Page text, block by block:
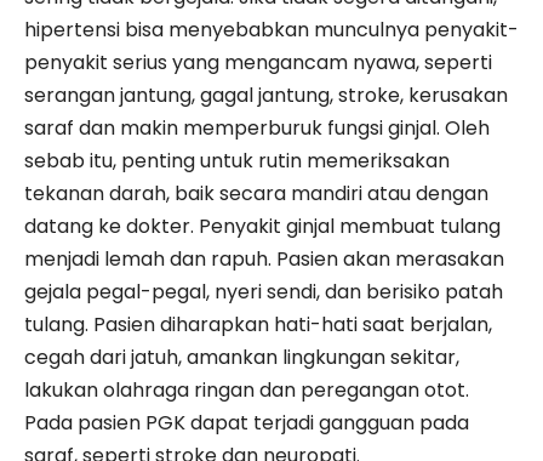
hipertensi bisa menyebabkan munculnya penyakit-
penyakit serius yang mengancam nyawa, seperti
serangan jantung, gagal jantung, stroke, kerusakan
saraf dan makin memperburuk fungsi ginjal. Oleh
sebab itu, penting untuk rutin memeriksakan
tekanan darah, baik secara mandiri atau dengan
datang ke dokter. Penyakit ginjal membuat tulang
menjadi lemah dan rapuh. Pasien akan merasakan
gejala pegal-pegal, nyeri sendi, dan berisiko patah
tulang. Pasien diharapkan hati-hati saat berjalan,
cegah dari jatuh, amankan lingkungan sekitar,
lakukan olahraga ringan dan peregangan otot.
Pada pasien PGK dapat terjadi gangguan pada
saraf, seperti stroke dan neuropati.